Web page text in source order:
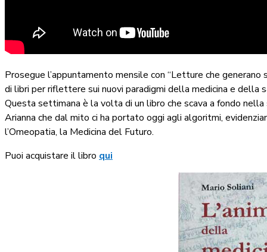
Prosegue l’appuntamento mensile con “Letture che
di libri per riflettere sui nuovi paradigmi della medicina e della
Questa settimana è la volta di un libro che scava a fondo
Arianna che dal mito ci ha portato oggi agli algoritmi,
l’Omeopatia, la Medicina del Futuro.
Puoi acquistare il libro qui